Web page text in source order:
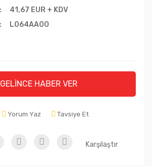
41,67 EUR + KDV
L064AA00
GELİNCE HABER VER
Yorum Yaz Tavsiye Et
Karşılaştır